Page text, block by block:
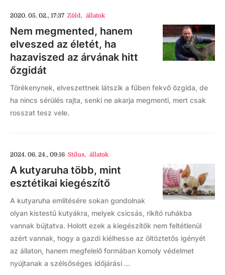
2020. 05. 02., 17:37 Zöld, állatok
Nem megmented, hanem
elveszed az életét, ha
hazaviszed az árvának hitt
őzgidát
Törékenynek, elveszettnek látszik a fűben fekvő őzgida, de
ha nincs sérülés rajta, senki ne akarja megmenti, mert csak
rosszat tesz vele.
2024. 06. 24., 09:16 Stílus, állatok
A kutyaruha több, mint
esztétikai kiegészítő
A kutyaruha említésére sokan gondolnak
olyan kistestű kutyákra, melyek csicsás, rikító ruhákba
vannak bújtatva. Holott ezek a kiegészítők nem feltétlenül
azért vannak, hogy a gazdi kiélhesse az öltöztetős igényét
az állaton, hanem megfelelő formában komoly védelmet
nyújtanak a szélsőséges időjárási ...